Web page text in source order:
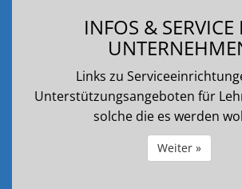
INFOS & SERVICE
Links zu
Unterstützungsangeboten für
solche die es werden
Weiter »